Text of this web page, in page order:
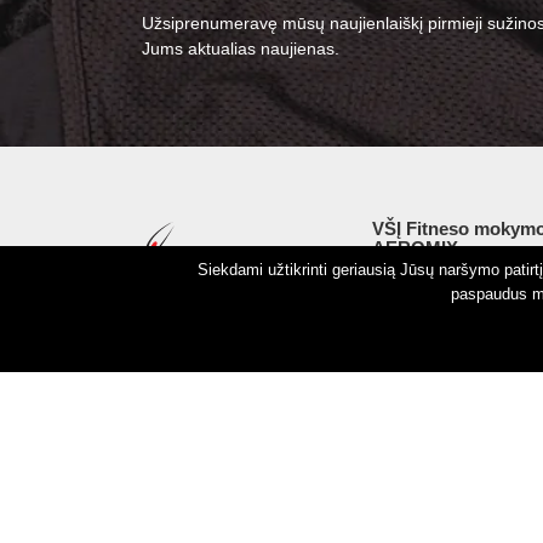
Užsiprenumeravę mūsų naujienlaiškį pirmieji
Jums aktualias naujienas.
VŠĮ Fitneso
AEROMIX
Įm. k. 300034190
LT98 7300 0100
Swedbankas, banko
Siekdami užtikrinti geriausią Jūsų naršymo
paspaudus